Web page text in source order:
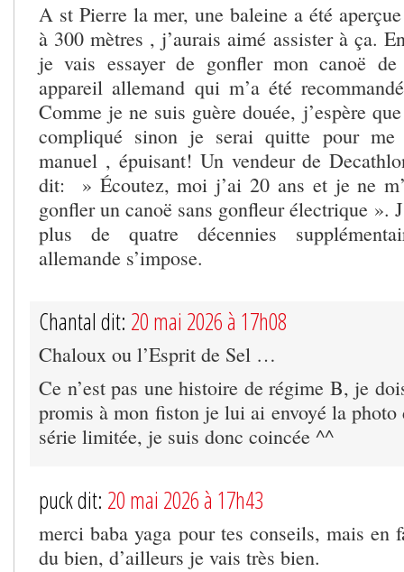
A st Pierre la mer, une baleine a été
à 300 mètres , j’aurais aimé assister à ça.
je vais essayer de gonfler mon canoë de
appareil allemand qui m’a été
Comme je ne suis guère douée, j’espère
compliqué sinon je serai quitte pour
manuel , épuisant! Un vendeur de
dit: » Écoutez, moi j’ai 20 ans et je ne
gonfler un canoë sans gonfleur électrique ».
plus de quatre décennies
allemande s’impose.
Chantal dit: 20 mai 2026 à 17h08
Chaloux ou l’Esprit de Sel …
Ce n’est pas une histoire de régime B, je
promis à mon fiston je lui ai envoyé la photo
série limitée, je suis donc coincée ^^
puck dit: 20 mai 2026 à 17h43
merci baba yaga pour tes conseils, mais en
du bien, d’ailleurs je vais très bien.